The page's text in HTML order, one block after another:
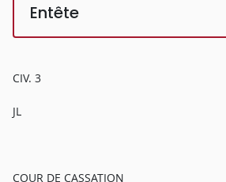
Entête
CIV. 3
JL
COUR DE CASSATION